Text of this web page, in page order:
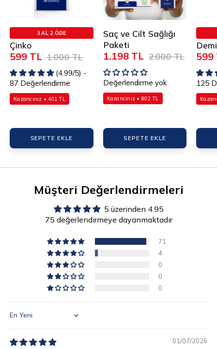
3 AL 2 ÖDE
Çinko
599 TL 1.000 TL
(4.99/5) -
87 Değerlendirme
Kazancınız • 401 TL
SEPETE EKLE
Saç ve Cilt Sağlığı
Paketi
1.198 TL 2.000 TL
Değerlendirme yok
Kazancınız • 802 TL
SEPETE EKLE
599
125
Müşteri Değerlendirmeleri
5 üzerinden 4.95
75 değerlendirmeye dayanmaktadır
71
4
0
0
0
Sort by
01/07/2026